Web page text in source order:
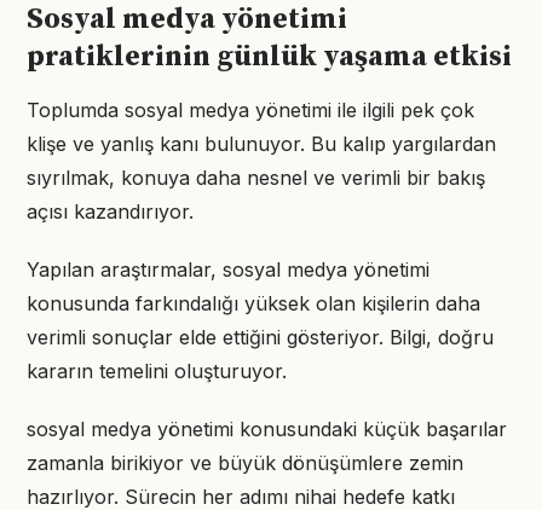
Sosyal medya yönetimi
pratiklerinin günlük yaşama etkisi
Toplumda sosyal medya yönetimi ile ilgili pek çok
klişe ve yanlış kanı bulunuyor. Bu kalıp yargılardan
sıyrılmak, konuya daha nesnel ve verimli bir bakış
açısı kazandırıyor.
Yapılan araştırmalar, sosyal medya yönetimi
konusunda farkındalığı yüksek olan kişilerin daha
verimli sonuçlar elde ettiğini gösteriyor. Bilgi, doğru
kararın temelini oluşturuyor.
sosyal medya yönetimi konusundaki küçük başarılar
zamanla birikiyor ve büyük dönüşümlere zemin
hazırlıyor. Sürecin her adımı nihai hedefe katkı